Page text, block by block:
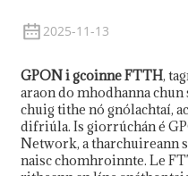
2025-11-13
GPON i gcoinne FTTH,
araon do mhodhanna
chuig tithe nó gnólachtaí,
difriúla. Is giorrúchán é
Network, a tharchuireann
naisc chomhroinnte. Le